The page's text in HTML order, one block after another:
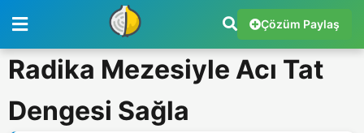
Çözüm Paylaş
Radika Mezesiyle Acı Tat
Dengesi Sağla